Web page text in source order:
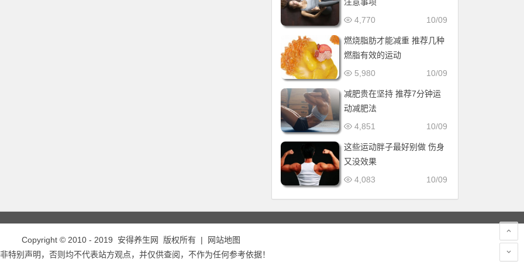
10/09
4,770
燃烧脂肪才能减重 推荐几种
燃脂有效的运动
10/09
5,980
减肥贵在坚持 推荐7分钟运
动减肥法
10/09
4,851
这些运动胖子最好别做 伤身
又没效果
10/09
4,083
Copyright © 2010 - 2019 安得养生网 版权所有 |
网站地图
特别声明，否则均不代表站方观点，并仅供查阅，不作为任何参考依据！